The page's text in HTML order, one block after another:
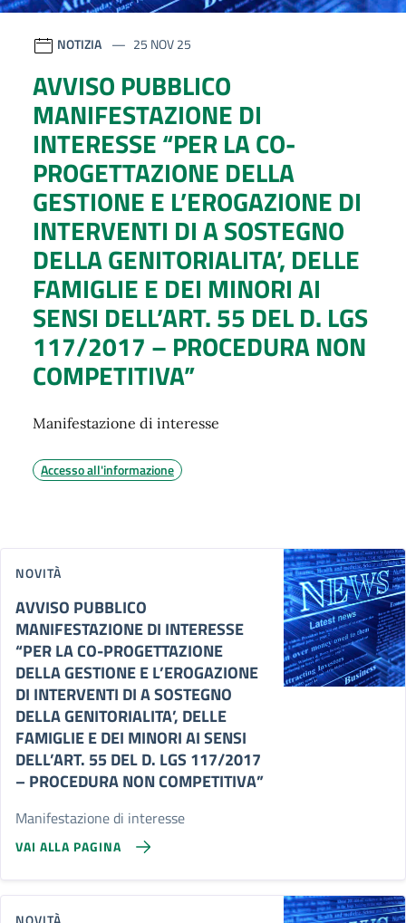
NOTIZIA 25 NOV 25
AVVISO PUBBLICO
MANIFESTAZIONE DI
INTERESSE “PER LA CO-
PROGETTAZIONE DELLA
GESTIONE E L’EROGAZIONE DI
INTERVENTI DI A SOSTEGNO
DELLA GENITORIALITA’, DELLE
FAMIGLIE E DEI MINORI AI
SENSI DELL’ART. 55 DEL D. LGS
117/2017 – PROCEDURA NON
COMPETITIVA”
Manifestazione di interesse
Accesso all'informazione
NOVITÀ
AVVISO PUBBLICO
MANIFESTAZIONE DI INTERESSE
“PER LA CO-PROGETTAZIONE
DELLA GESTIONE E L’EROGAZIONE
DI INTERVENTI DI A SOSTEGNO
DELLA GENITORIALITA’, DELLE
FAMIGLIE E DEI MINORI AI SENSI
DELL’ART. 55 DEL D. LGS 117/2017
– PROCEDURA NON COMPETITIVA”
Manifestazione di interesse
VAI ALLA PAGINA